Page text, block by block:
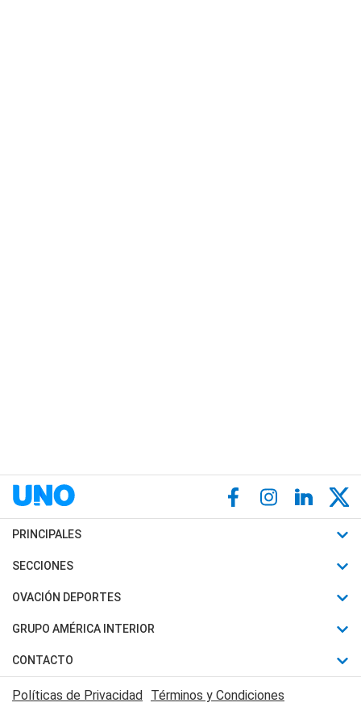
PRINCIPALES
Últimas Noticias
Política
Judiciales
Economia
SECCIONES
Horóscopo
Motores
Trucos caseros
Series y Películas
OVACIÓN DEPORTES
Fútbol
Mundial
Automovilismo
Rugby
GRUPO AMÉRICA INTERIOR
Canal 7 en Vivo
CONTACTO
Acerca de Nosotros
Políticas de Privacidad Términos y Condiciones